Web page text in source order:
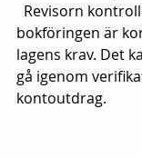
bokföringen är
lagens krav. Det
gå igenom
kontoutdrag.